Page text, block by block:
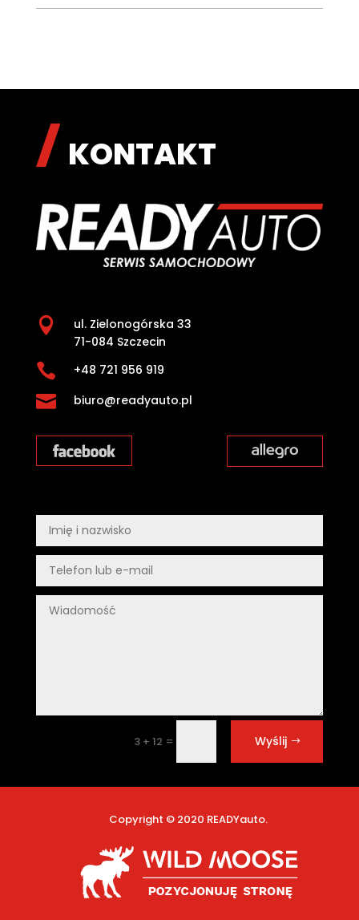
KONTAKT

ul. Zielonogórska 33
71-084 Szczecin
 +48 721 956 919
 biuro@readyauto.pl
3 + 12 = Wyślij
Copyright © 2020 READYauto.